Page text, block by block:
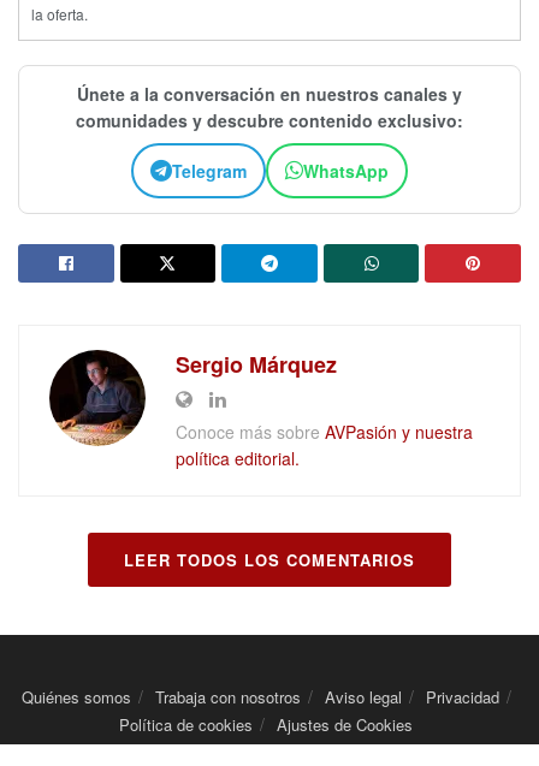
la oferta.
Únete a la conversación en nuestros canales y
comunidades y descubre contenido exclusivo:
Telegram WhatsApp
Sergio Márquez
Conoce más sobre AVPasión y nuestra
política editorial.
LEER TODOS LOS COMENTARIOS
Quiénes somos Trabaja con nosotros Aviso legal
Privacidad
Política de cookies
Ajustes de Cookies